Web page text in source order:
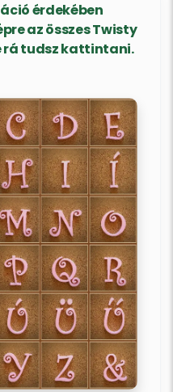
érdekében
az összes Twisty
rá tudsz kattintani.